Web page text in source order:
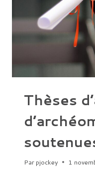
Thèses
Par pjockey 1